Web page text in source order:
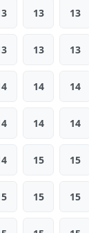
13 13
13 13
14 14
14 14
15 15
15 15